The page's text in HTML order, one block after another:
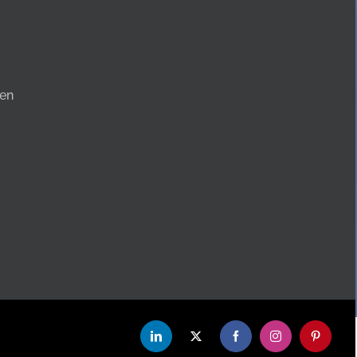
LinkedInX FacebookInstagramPinterest